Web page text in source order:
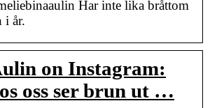
Har inte lika bråttom
i år.
on Instagram:
oss ser brun ut …